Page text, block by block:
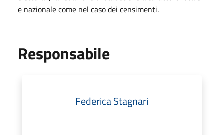
e nazionale come nel caso dei censimenti.
Responsabile
Federica Stagnari